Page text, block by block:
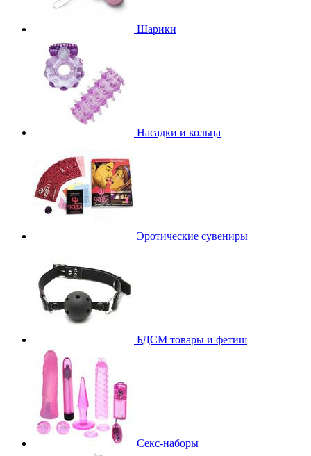
Шарики
Насадки и кольца
Эротические сувениры
БДСМ товары и фетиш
Секс-наборы